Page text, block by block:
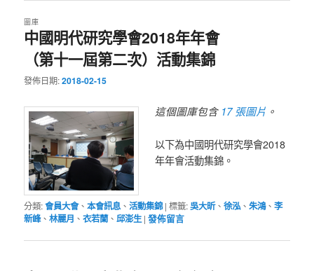
中國明代研究學會2018年年會
（第十一屆第二次）活動集錦
圖庫
發佈日期:2018-02-15
這個圖庫包含 17 張圖片 。
以下為中國明代研究學會2018
年年會活動集錦。
分類:會員大會、本會訊息 、活動集錦 |標籤:吳大昕、徐泓、朱鴻、李
新峰、林麗月 、衣若蘭、邱澎生 |發佈留言